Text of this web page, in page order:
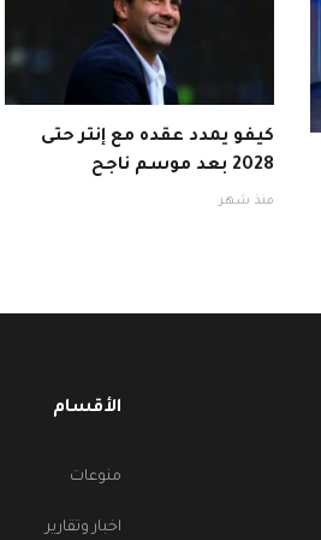
كيفو يمدد عقده مع إنتر حتى
2028 بعد موسم ناجح
منذ شهر
الأقسام
منوعات
اخبار وتقارير